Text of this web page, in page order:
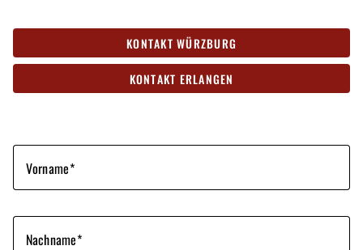
KONTAKT WÜRZBURG
KONTAKT ERLANGEN
Vorname
Nachname